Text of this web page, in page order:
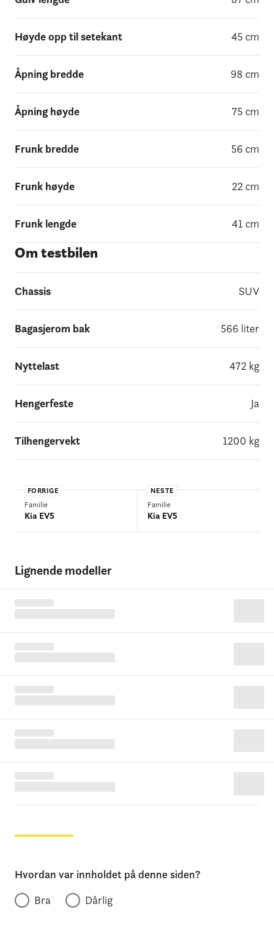
Høyde opp til setekant 45 cm
Åpning bredde 98 cm
Åpning høyde 75 cm
Frunk bredde 56 cm
Frunk høyde 22 cm
Frunk lengde 41 cm
Om testbilen
Chassis SUV
Bagasjerom bak 566 liter
Nyttelast 472 kg
Hengerfeste Ja
Tilhengervekt 1200 kg
FORRIGE
Familie
Kia EV5
NESTE
Familie
Kia EV5
Lignende modeller
Hvordan var innholdet på denne siden?
Bra
Dårlig